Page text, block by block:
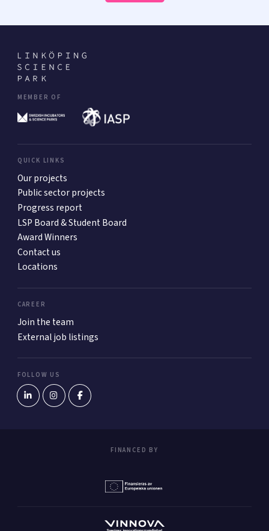
MEMBER OF
QUICK LINKS
Our projects
Public sector projects
Progress report
LSP Board & Student Board
Award Winners
Contact us
Locations
CAREER
Join the team
External job listings
FOLLOW US
FINANCED BY